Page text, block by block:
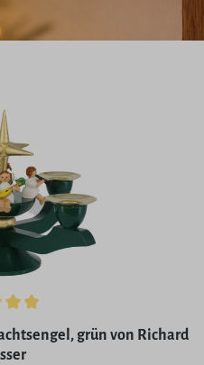
von 5 von 5 Sternen
grün von Richard